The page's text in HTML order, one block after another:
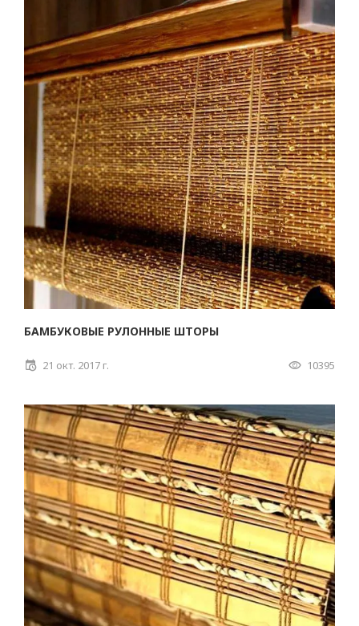
БАМБУКОВЫЕ РУЛОННЫЕ ШТОРЫ
21 окт. 2017 г. 10395